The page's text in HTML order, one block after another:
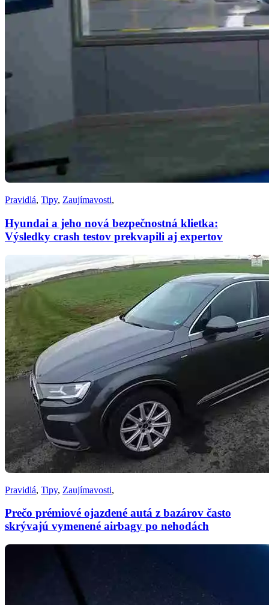
Pravidlá, Tipy, Zaujímavosti,
Hyundai a jeho nová bezpečnostná klietka:
Výsledky crash testov prekvapili aj expertov
Pravidlá, Tipy, Zaujímavosti,
Prečo prémiové ojazdené autá z bazárov často
skrývajú vymenené airbagy po nehodách